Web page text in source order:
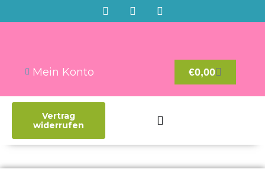
Mein Konto €0,00
Vertrag
widerrufen